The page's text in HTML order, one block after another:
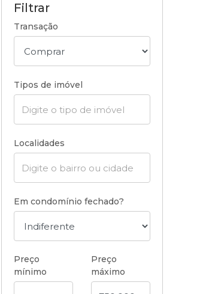
em grade
resultados em lista
Filtrar
Transação
Tipos de imóvel
Localidades
Em condomínio fechado?
Preço
mínimo
Preço
máximo